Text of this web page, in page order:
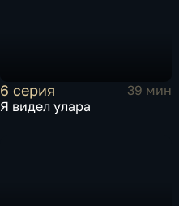
6 серия
39 мин
Я видел улара